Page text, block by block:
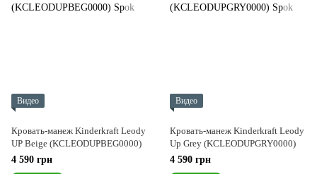
Видео
Кровать-манеж Kinderkraft Leody
UP Beige (KCLEODUPBEG0000)
4 590 грн
Видео
Кровать-манеж Kinderkraft Leody
Up Grey (KCLEODUPGRY0000)
4 590 грн